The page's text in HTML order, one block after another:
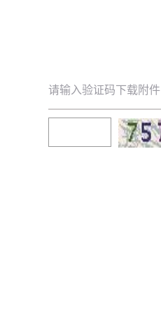
请输入验证码下载附件